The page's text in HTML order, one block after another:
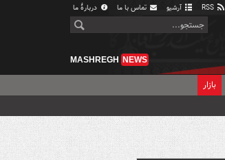
آرشیو تماس با ما دربارهٔ ما
MASHREGH NEWS
بازار